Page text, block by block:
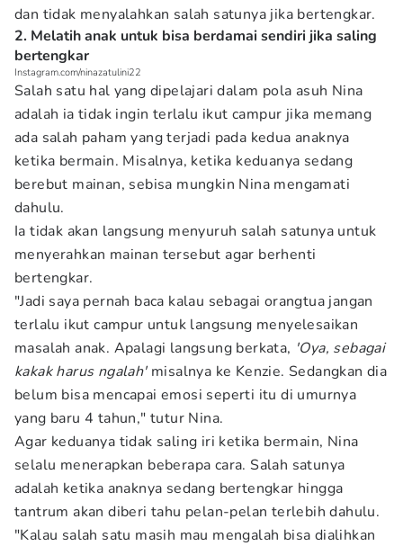
dan tidak menyalahkan salah satunya jika bertengkar.
2. Melatih anak untuk bisa berdamai sendiri jika saling
bertengkar
Instagram.com/ninazatulini22
Salah satu hal yang dipelajari dalam pola asuh Nina
adalah ia tidak ingin terlalu ikut campur jika memang
ada salah paham yang terjadi pada kedua anaknya
ketika bermain. Misalnya, ketika keduanya sedang
berebut mainan, sebisa mungkin Nina mengamati
dahulu.
Ia tidak akan langsung menyuruh salah satunya untuk
menyerahkan mainan tersebut agar berhenti
bertengkar.
"Jadi saya pernah baca kalau sebagai orangtua jangan
terlalu ikut campur untuk langsung menyelesaikan
masalah anak. Apalagi langsung berkata, 'Oya, sebagai
kakak harus ngalah'misalnya ke Kenzie. Sedangkan dia
belum bisa mencapai emosi seperti itu di umurnya
yang baru 4 tahun," tutur Nina.
Agar keduanya tidak saling iri ketika bermain, Nina
selalu menerapkan beberapa cara. Salah satunya
adalah ketika anaknya sedang bertengkar hingga
tantrum akan diberi tahu pelan-pelan terlebih dahulu.
"Kalau salah satu masih mau mengalah bisa dialihkan